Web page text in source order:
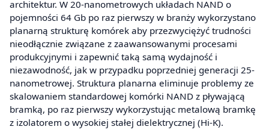
architektur. W 20-nanometrowych układach NAND o
pojemności 64 Gb po raz pierwszy w branży wykorzystano
planarną strukturę komórek aby przezwyciężyć trudności
nieodłącznie związane z zaawansowanymi procesami
produkcyjnymi i zapewnić taką samą wydajność i
niezawodność, jak w przypadku poprzedniej generacji 25-
nanometrowej. Struktura planarna eliminuje problemy ze
skalowaniem standardowej komórki NAND z pływającą
bramką, po raz pierwszy wykorzystując metalową bramkę
z izolatorem o wysokiej stałej dielektrycznej (Hi-K).